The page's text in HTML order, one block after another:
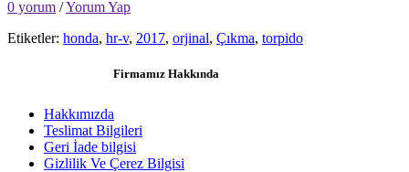
0 yorum /Yorum Yap
Etiketler: honda, hr-v, 2017, orjinal, Çıkma, torpido
Firmamız Hakkında
Hakkımızda
Teslimat Bilgileri
Geri İade bilgisi
Gizlilik Ve Çerez Bilgisi